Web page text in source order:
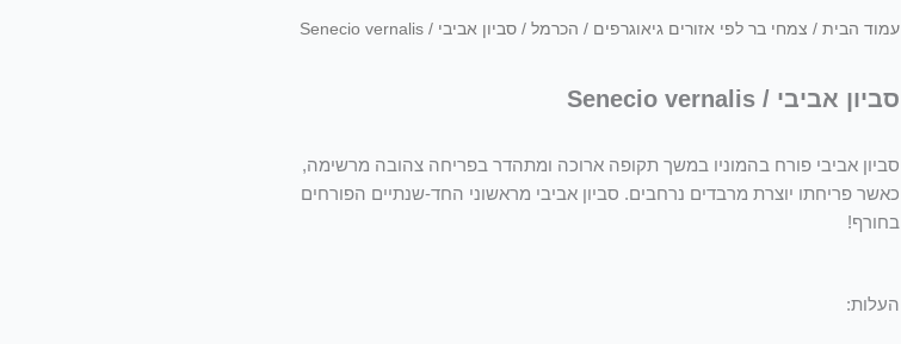
עמוד הבית / צמחי בר לפי אזורים גיאוגרפים / הכרמל / סביון אביבי / Senecio vernalis
סביון אביבי / Senecio vernalis
סביון אביבי פורח בהמוניו במשך תקופה ארוכה ומתהדר בפריחה צהובה מרשימה,
כאשר פריחתו יוצרת מרבדים נרחבים. סביון אביבי מראשוני החד-שנתיים הפורחים
בחורף!
העלות: